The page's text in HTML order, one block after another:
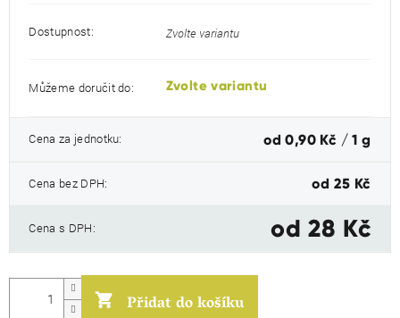
Dostupnost: Zvolte variantu
Můžeme doručit do: Zvolte variantu
Cena za jednotku:
Měrná
od 0,90 Kč / 1 g
Cena bez DPH: od 25 Kč
Cena s DPH: od28 Kč
Přidat do košíku